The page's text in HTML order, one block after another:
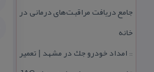
جامع دریافت مراقبت‌های درمانی در
خانه
:: امداد خودرو جك در مشهد | تعمیر